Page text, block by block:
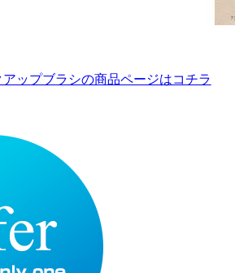
ップブラシの商品ページはコチラ